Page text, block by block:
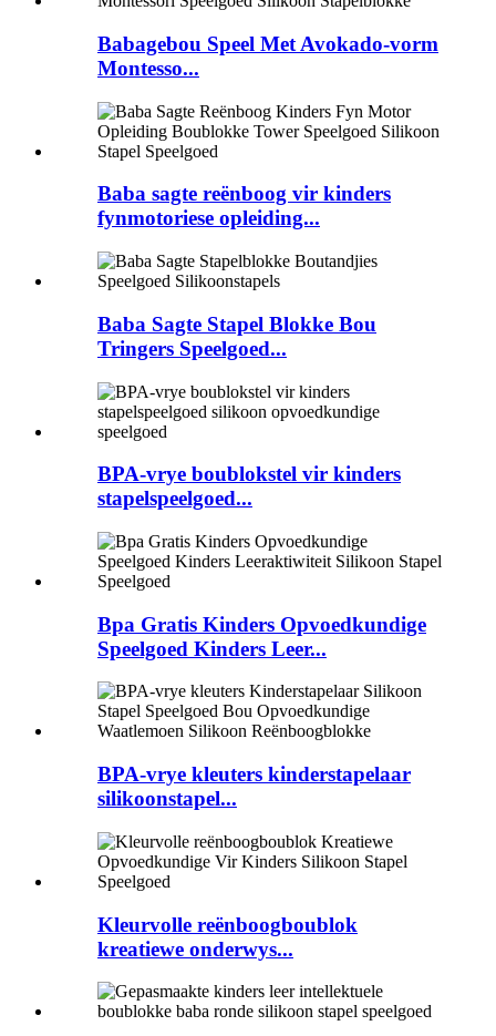
Babagebou Speel Met Avokado-vorm
Montesso...
Baba sagte reënboog vir kinders
fynmotoriese opleiding...
Baba Sagte Stapel Blokke Bou
Tringers Speelgoed...
BPA-vrye boublokstel vir kinders
stapelspeelgoed...
Bpa Gratis Kinders Opvoedkundige
Speelgoed Kinders Leer...
BPA-vrye kleuters kinderstapelaar
silikoonstapel...
Kleurvolle reënboogboublok
kreatiewe onderwys...